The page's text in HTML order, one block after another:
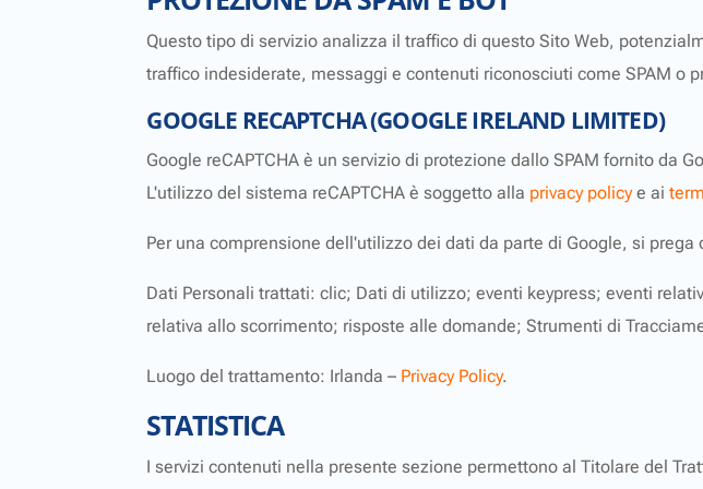
Questo tipo di servizio analizza il traffico di questo Sito Web,
traffico indesiderate, messaggi e contenuti riconosciuti come SPAM o
GOOGLE RECAPTCHA (GOOGLE IRELAND LIMITED)
Google reCAPTCHA è un servizio di protezione dallo SPAM fornito da
L'utilizzo del sistema reCAPTCHA è soggetto alla privacy policye ai
Per una comprensione dell'utilizzo dei dati da parte di Google, si prega
Dati Personali trattati: clic; Dati di utilizzo; eventi keypress; eventi
relativa allo scorrimento; risposte alle domande; Strumenti di
Luogo del trattamento: Irlanda – Privacy Policy.
STATISTICA
I servizi contenuti nella presente sezione permettono al Titolare del